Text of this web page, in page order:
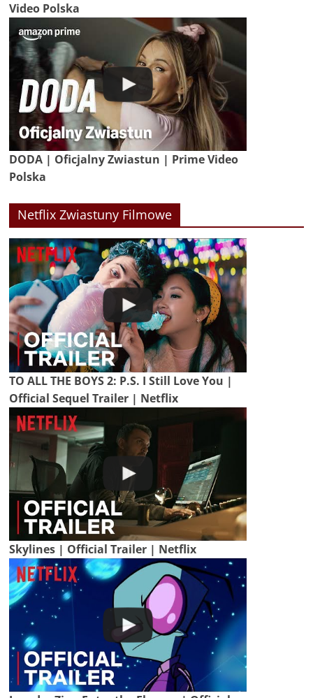
Video Polska
DODA | Oficjalny Zwiastun | Prime Video
Polska
Netflix Zwiastuny Filmowe
TO ALL THE BOYS 2: P.S. I Still Love You |
Official Sequel Trailer | Netflix
Skylines | Official Trailer | Netflix